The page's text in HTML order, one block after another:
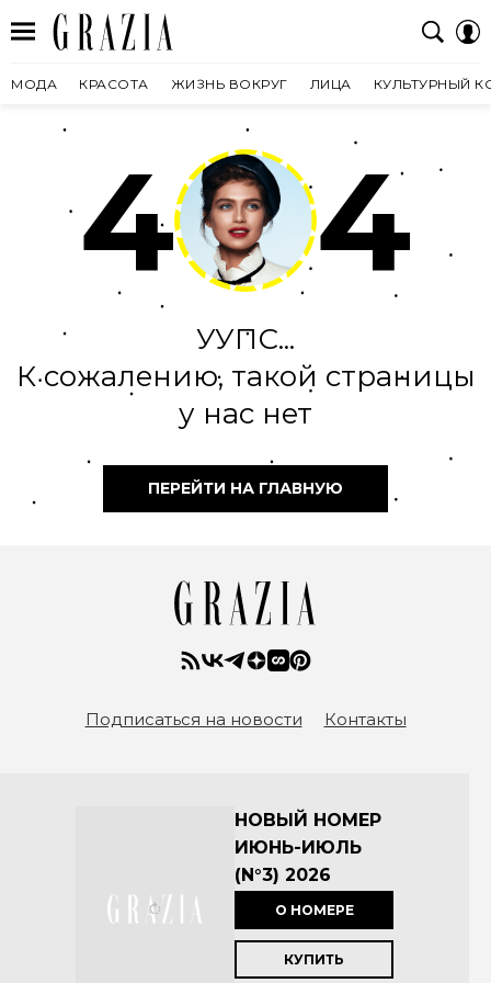
МОДА КРАСОТА ЖИЗНЬ ВОКРУГ ЛИЦА КУЛЬТУРНЫЙ
4 4
УУПС...
К сожалению, такой страницы
у нас нет
ПЕРЕЙТИ НА ГЛАВНУЮ
Подписаться на новости Контакты
НОВЫЙ НОМЕР
ИЮНЬ-ИЮЛЬ
(N°3) 2026
О НОМЕРЕ
КУПИТЬ